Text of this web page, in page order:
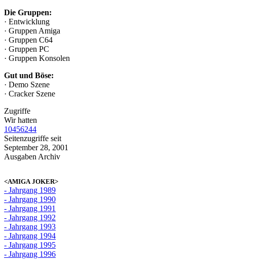
Die Gruppen:
· Entwicklung
· Gruppen Amiga
· Gruppen C64
· Gruppen PC
· Gruppen Konsolen
Gut und Böse:
· Demo Szene
· Cracker Szene
Zugriffe
Wir hatten
10456244
Seitenzugriffe seit
September 28, 2001
Ausgaben Archiv
<AMIGA JOKER>
- Jahrgang 1989
- Jahrgang 1990
- Jahrgang 1991
- Jahrgang 1992
- Jahrgang 1993
- Jahrgang 1994
- Jahrgang 1995
- Jahrgang 1996